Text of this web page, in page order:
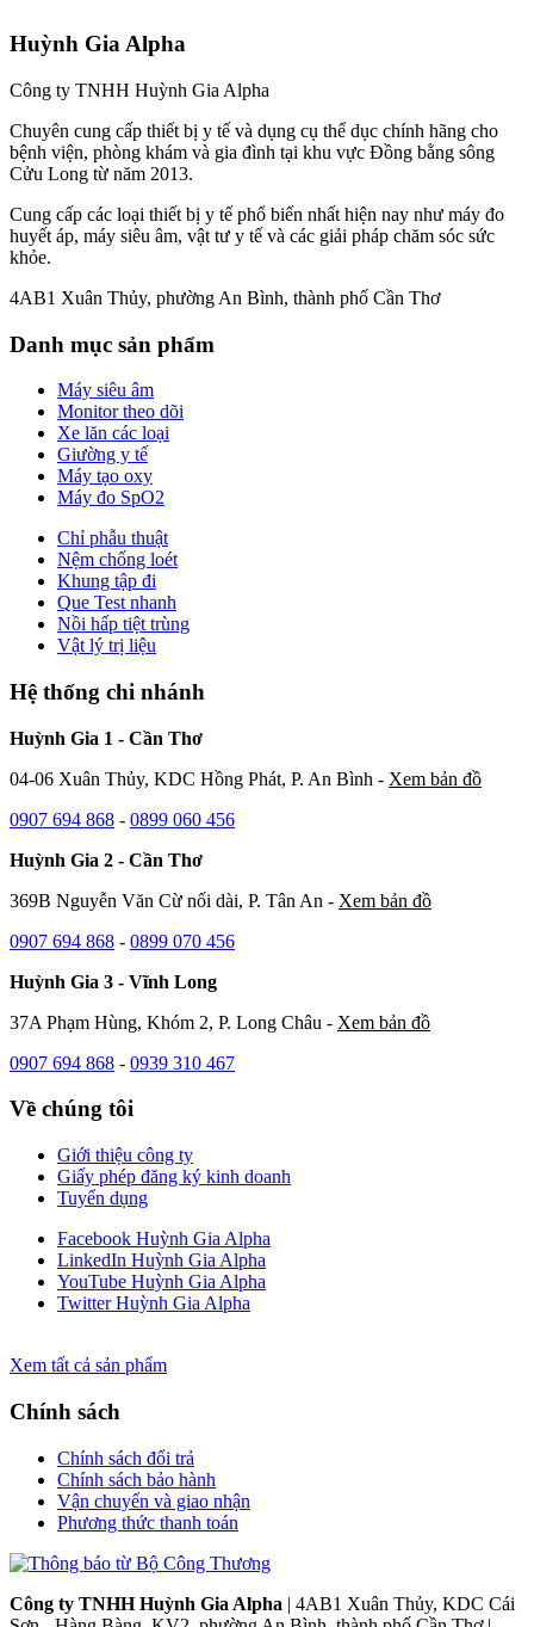
Huỳnh Gia Alpha
Công ty TNHH Huỳnh Gia Alpha
Chuyên cung cấp thiết bị y tế và dụng cụ thể dục chính hãng cho
bệnh viện, phòng khám và gia đình tại khu vực Đồng bằng sông
Cửu Long từ năm 2013.
Cung cấp các loại thiết bị y tế phổ biến nhất hiện nay như máy đo
huyết áp, máy siêu âm, vật tư y tế và các giải pháp chăm sóc sức
khỏe.
4AB1 Xuân Thủy, phường An Bình, thành phố Cần Thơ
Danh mục sản phẩm
Máy siêu âm
Monitor theo dõi
Xe lăn các loại
Giường y tế
Máy tạo oxy
Máy đo SpO2
Chỉ phẫu thuật
Nệm chống loét
Khung tập đi
Que Test nhanh
Nồi hấp tiệt trùng
Vật lý trị liệu
Hệ thống chi nhánh
Huỳnh Gia 1 - Cần Thơ
04-06 Xuân Thủy, KDC Hồng Phát, P. An Bình - Xem bản đồ
0907 694 868 - 0899 060 456
Huỳnh Gia 2 - Cần Thơ
369B Nguyễn Văn Cừ nối dài, P. Tân An - Xem bản đồ
0907 694 868 - 0899 070 456
Huỳnh Gia 3 - Vĩnh Long
37A Phạm Hùng, Khóm 2, P. Long Châu - Xem bản đồ
0907 694 868 - 0939 310 467
Về chúng tôi
Giới thiệu công ty
Giấy phép đăng ký kinh doanh
Tuyển dụng
Facebook Huỳnh Gia Alpha
LinkedIn Huỳnh Gia Alpha
YouTube Huỳnh Gia Alpha
Twitter Huỳnh Gia Alpha
Xem tất cả sản phẩm
Chính sách
Chính sách đổi trả
Chính sách bảo hành
Vận chuyển và giao nhận
Phương thức thanh toán
Công ty TNHH Huỳnh Gia Alpha | 4AB1 Xuân Thủy, KDC Cái